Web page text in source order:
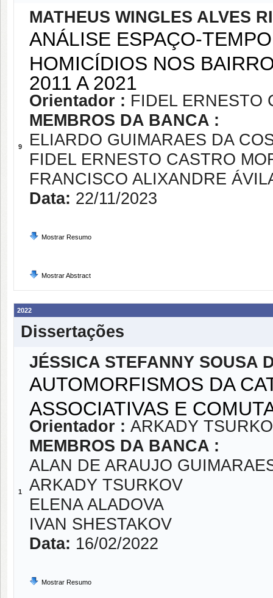
9
MATHEUS WINGLES ALVES
ANÁLISE ESPAÇO-
HOMICÍDIOS NOS
2011 A 2021
Orientador : FIDEL ERNESTO
MEMBROS DA BANCA :
ELIARDO GUIMARAES DA
FIDEL ERNESTO CASTRO
FRANCISCO ALIXANDRE
Data: 22/11/2023
Mostrar Resumo
Mostrar Abstract
2022
Dissertações
1
JÉSSICA STEFANNY SOUSA
AUTOMORFISMOS DA
ASSOCIATIVAS E
Orientador : ARKADY
MEMBROS DA BANCA :
ALAN DE ARAUJO
ARKADY TSURKOV
ELENA ALADOVA
IVAN SHESTAKOV
Data: 16/02/2022
Mostrar Resumo